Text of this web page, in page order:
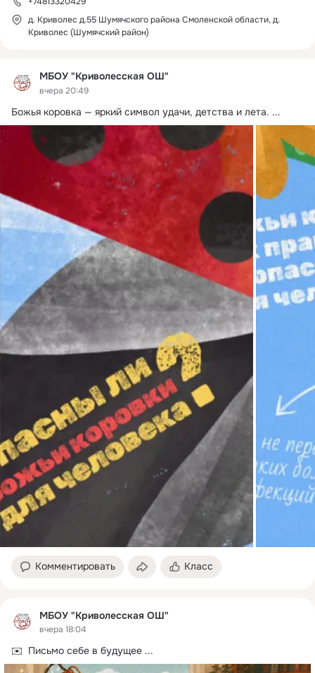
МБОУ "Криволесская ОШ"
вчера 20:49
Божья коровка — яркий символ удачи, детства и лета. ...
Комментировать Класс
МБОУ "Криволесская ОШ"
вчера 18:04
✉️  Письмо себе в будущее ...
д. Криволес д.55 Шумячского района Смоленской области, д.
Криволес (Шумячский район)